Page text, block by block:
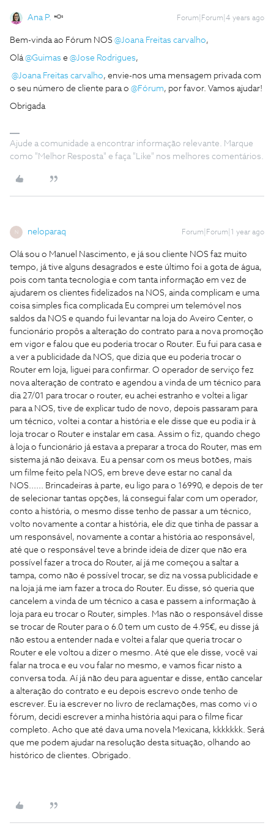
Ana P. Forum|Forum|4 years ago
Bem-vinda ao Fórum NOS @Joana Freitas carvalho,
Olá@Guimas e @Jose Rodrigues,
@Joana Freitas carvalho, envie-nos uma mensagem privada com
o seu número de cliente para o @Fórum, por favor. Vamos ajudar!
Obrigada
Ajude a comunidade a encontrar informação relevante. Marque
como "Melhor Resposta" e faça "Like" nos melhores comentários.
N neloparaq Forum|Forum|1 year ago
Olá sou o Manuel Nascimento, e já sou cliente NOS faz muito
tempo, já tive alguns desagrados e este último foi a gota de água,
pois com tanta tecnologia e com tanta informação em vez de
ajudarem os clientes fidelizados na NOS, ainda complicam e uma
coisa simples fica complicada Eu comprei um telemóvel nos
saldos da NOS e quando fui levantar na loja do Aveiro Center, o
funcionário propôs a alteração do contrato para a nova promoção
em vigor e falou que eu poderia trocar o Router. Eu fui para casa e
a ver a publicidade da NOS, que dizia que eu poderia trocar o
Router em loja, liguei para confirmar. O operador de serviço fez
nova alteração de contrato e agendou a vinda de um técnico para
dia 27/01 para trocar o router, eu achei estranho e voltei a ligar
para a NOS, tive de explicar tudo de novo, depois passaram para
um técnico, voltei a contar a história e ele disse que eu podia ir à
loja trocar o Router e instalar em casa. Assim o fiz, quando chego
à loja o funcionário já estava a preparar a troca do Router, mas em
sistema já não deixava. Eu a pensar com os meus botões, mais
um filme feito pela NOS, em breve deve estar no canal da
NOS...... Brincadeiras à parte, eu ligo para o 16990, e depois de ter
de selecionar tantas opções, lá consegui falar com um operador,
conto a história, o mesmo disse tenho de passar a um técnico,
volto novamente a contar a história, ele diz que tinha de passar a
um responsável, novamente a contar a história ao responsável,
até que o responsável teve a brinde ideia de dizer que não era
possível fazer a troca do Router, aí já me começou a saltar a
tampa, como não é possível trocar, se diz na vossa publicidade e
na loja já me iam fazer a troca do Router. Eu disse, só queria que
cancelem a vinda de um técnico a casa e passem a informação à
loja para eu trocar o Router, simples. Mas não o responsável disse
se trocar de Router para o 6.0 tem um custo de 4.95€, eu disse já
não estou a entender nada e voltei a falar que queria trocar o
Router e ele voltou a dizer o mesmo. Até que ele disse, você vai
falar na troca e eu vou falar no mesmo, e vamos ficar nisto a
conversa toda. Aí já não deu para aguentar e disse, então cancelar
a alteração do contrato e eu depois escrevo onde tenho de
escrever. Eu ia escrever no livro de reclamações, mas como vi o
fórum, decidi escrever a minha história aqui para o filme ficar
completo. Acho que até dava uma novela Mexicana, kkkkkkk. Será
que me podem ajudar na resolução desta situação, olhando ao
histórico de clientes. Obrigado.